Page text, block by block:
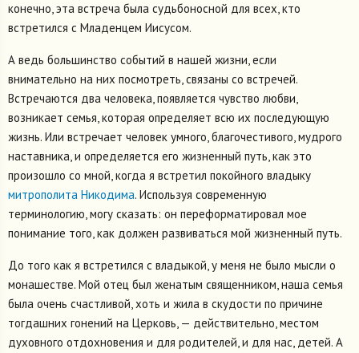
конечно, эта встреча была судьбоносной для всех, кто
встретился с Младенцем Иисусом.
А ведь большинство событий в нашей жизни, если
внимательно на них посмотреть, связаны со встречей.
Встречаются два человека, появляется чувство любви,
возникает семья, которая определяет всю их последующую
жизнь. Или встречает человек умного, благочестивого, мудрого
наставника, и определяется его жизненный путь, как это
произошло со мной, когда я встретил покойного владыку
митрополита Никодима. Используя современную
терминологию, могу сказать: он переформатировал мое
понимание того, как должен развиваться мой жизненный путь.
До того как я встретился с владыкой, у меня не было мысли о
монашестве. Мой отец был женатым священником, наша семья
была очень счастливой, хоть и жила в скудости по причине
тогдашних гонений на Церковь, — действительно, местом
духовного отдохновения и для родителей, и для нас, детей. А